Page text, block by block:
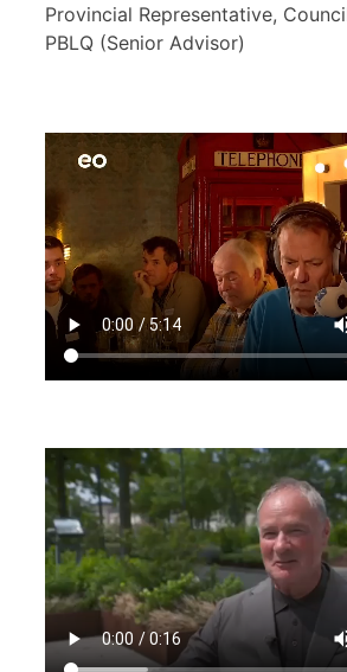
Provincial Representative,
PBLQ (Senior Advisor)